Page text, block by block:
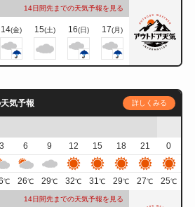
14日間先までの天気予報を見る
14(金) 15(土) 16(日) 17(月)
気予報 詳しくみる
3 6 9 12 15 18 21
0
℃ 26℃ 29℃ 32℃ 31℃ 29℃ 27℃ 25℃
14日間先までの天気予報を見る